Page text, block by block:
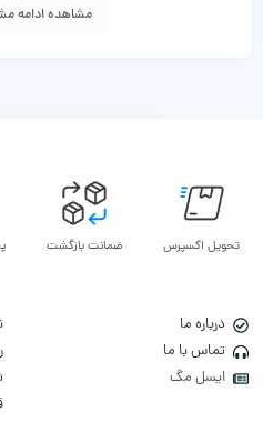
مشاهده ادامه
تحویل اکسپرس ضمانت بازگشت
درباره ما
تماس با ما
ایسل مگ